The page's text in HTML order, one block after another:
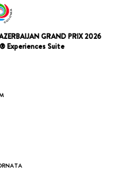
GRAND PRIX 2026
Experiences Suite